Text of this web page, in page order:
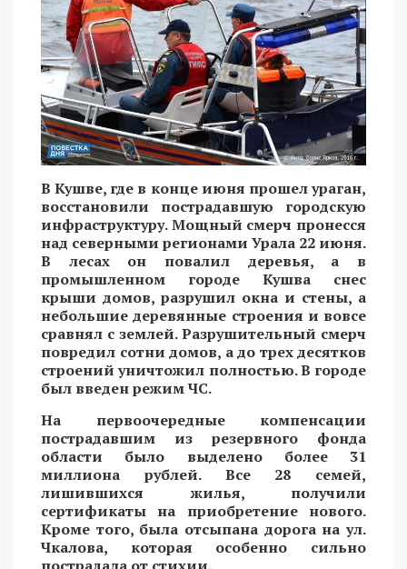
В Кушве, где в конце июня прошел ураган,
восстановили пострадавшую городскую
инфраструктуру. Мощный смерч пронесся
над северными регионами Урала 22 июня.
В лесах он повалил деревья, а в
промышленном городе Кушва снес
крыши домов, разрушил окна и стены, а
небольшие деревянные строения и вовсе
сравнял с землей. Разрушительный смерч
повредил сотни домов, а до трех десятков
строений уничтожил полностью. В городе
был введен режим ЧС.
На первоочередные компенсации
пострадавшим из резервного фонда
области было выделено более 31
миллиона рублей. Все 28 семей,
лишившихся жилья, получили
сертификаты на приобретение нового.
Кроме того, была отсыпана дорога на ул.
Чкалова, которая особенно сильно